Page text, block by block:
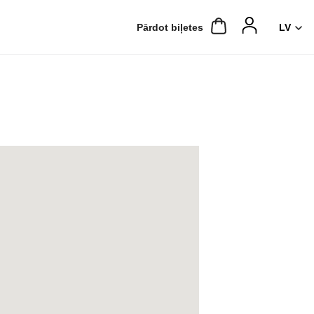
Pārdot biļetes